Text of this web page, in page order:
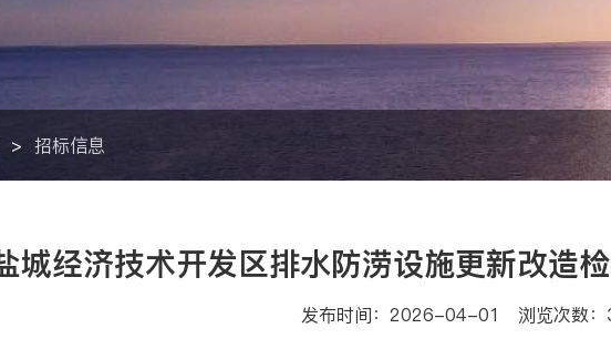
> 招标信息
城经济技术开发区排水防涝设施更新改造
发布时间：2026-04-01 浏览次数：